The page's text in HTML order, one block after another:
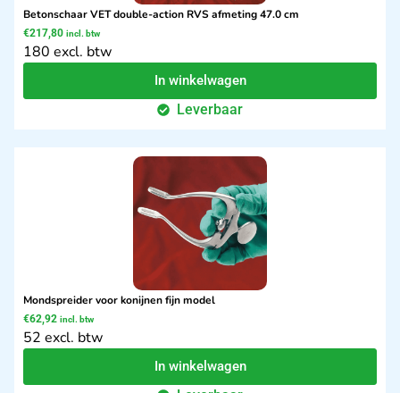
Betonschaar VET double-action RVS afmeting 47.0 cm
€217,80 incl. btw
180 excl. btw
In winkelwagen
Leverbaar
Mondspreider voor konijnen fijn model
€62,92 incl. btw
52 excl. btw
In winkelwagen